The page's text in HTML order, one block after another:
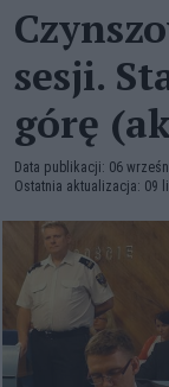
sesji.
górę
Data publikacji: 06
Ostatnia aktualizacja: 09